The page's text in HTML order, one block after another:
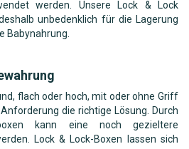
werden. Unsere Lock & Lock
unbedenklich für die Lagerung
Babynahrung.
flach oder hoch, mit oder ohne Griff
die richtige Lösung. Durch
kann eine noch gezieltere
Lock & Lock-Boxen lassen sich